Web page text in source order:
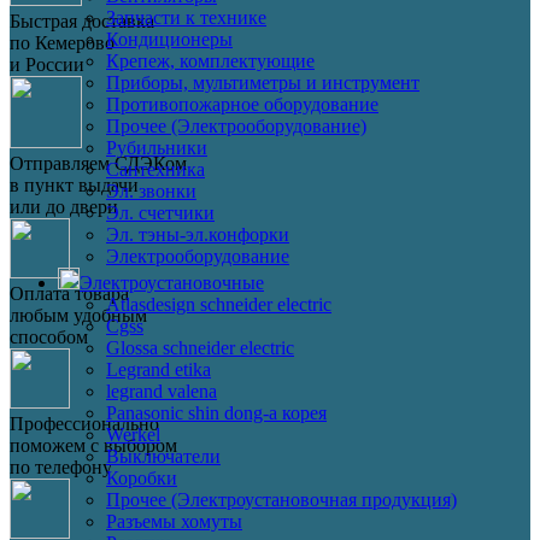
Запчасти к технике
Кондиционеры
Крепеж, комплектующие
Приборы, мультиметры и инструмент
Противопожарное оборудование
Прочее (Электрооборудование)
Рубильники
Сантехника
Эл. звонки
Эл. счетчики
Эл. тэны-эл.конфорки
Электрооборудование
Электроустановочные
Atlasdesign schneider electric
Cgss
Glossa schneider electric
Legrand etika
legrand valena
Panasonic shin dong-a корея
Werkel
Выключатели
Коробки
Прочее (Электроустановочная продукция)
Разъемы хомуты
Быстрая доставка
по Кемерово
и России
Отправляем СДЭКом
в пункт выдачи
или до двери
Оплата товара
любым удобным
способом
Профессионально
поможем с выбором
по телефону